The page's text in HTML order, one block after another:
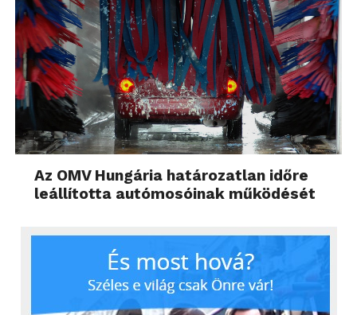
Az OMV Hungária határozatlan időre
leállította autómosóinak működését